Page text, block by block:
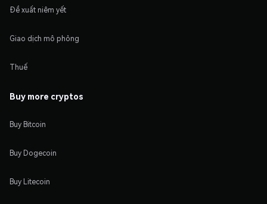
Đề xuất niêm yết
Giao dịch mô phỏng
Thuế
Buy more cryptos
Buy Bitcoin
Buy Dogecoin
Buy Litecoin